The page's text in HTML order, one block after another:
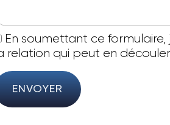
En soumettant ce
relation qui peut en
ENVOYER